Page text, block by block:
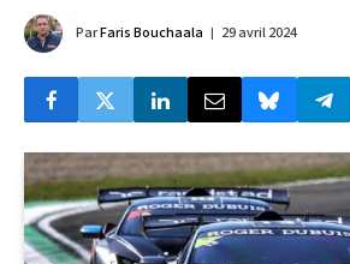
ParFaris Bouchaala 29 avril 2024